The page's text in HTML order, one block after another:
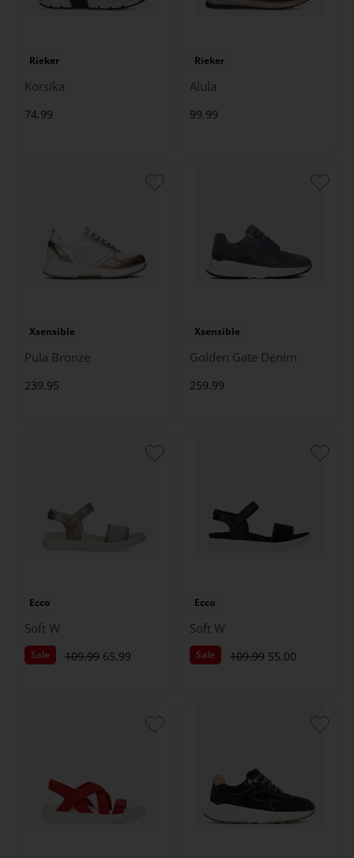
Rieker
Korsika
74.99
Rieker
Alula
99.99
Xsensible
Pula Bronze
239.95
Xsensible
Golden Gate Denim
259.99
Ecco
Soft W
Sale 109.99 65.99
Ecco
Soft W
Sale 109.99 55.00